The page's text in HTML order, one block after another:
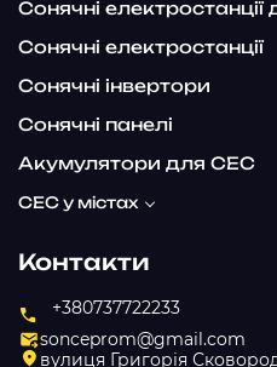
Сонячні електростанції
Сонячні електростанції
Сонячні інвертори
Сонячні панелі
Акумулятори для СЕС
СЕС у містах
Контакти
+380737722233
sonceprom@gmail.com
вулиця Григорія